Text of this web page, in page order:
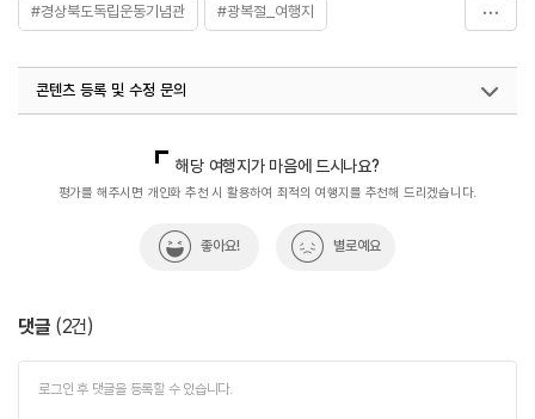
#경상북도독립운동기념관 #광복절_여행지
#미세먼지_피하는_실내여행
#역사속 #역사속으로 #역사여행
콘텐츠 등록 및 수정 문의
열린관광콘텐츠팀(열린관광-모두의여행)
033-738-3425
해당 여행지가 마음에 드시나요?
평가를 해주시면 개인화 추천 시 활용하여 최적의 여행지를 추천해 드리겠습니다.
좋아요! 별로예요
댓글 (2건)